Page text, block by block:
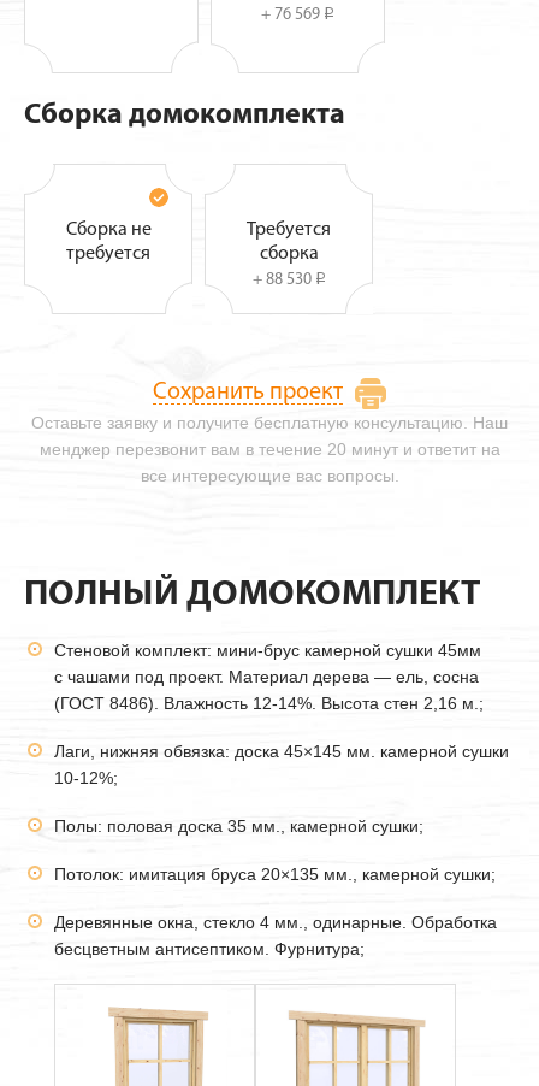
+ 76 569 i
Сборка домокомплекта
Сборка не
требуется
Требуется
сборка
+ 88 530 i
Оставьте заявку и получите бесплатную консультацию. Наш
менджер перезвонит вам в течение 20 минут и ответит на
все интересующие вас вопросы.
Сохранить проект
ПОЛНЫЙ ДОМОКОМПЛЕКТ
Стеновой комплект: мини-брус камерной сушки 45мм
с чашами под проект. Материал дерева — ель, сосна
(ГОСТ 8486). Влажность 12-14%. Высота стен 2,16 м.;
Лаги, нижняя обвязка: доска 45×145 мм. камерной сушки
10-12%;
Полы: половая доска 35 мм., камерной сушки;
Потолок: имитация бруса 20×135 мм., камерной сушки;
Деревянные окна, стекло 4 мм., одинарные. Обработка
бесцветным антисептиком. Фурнитура;